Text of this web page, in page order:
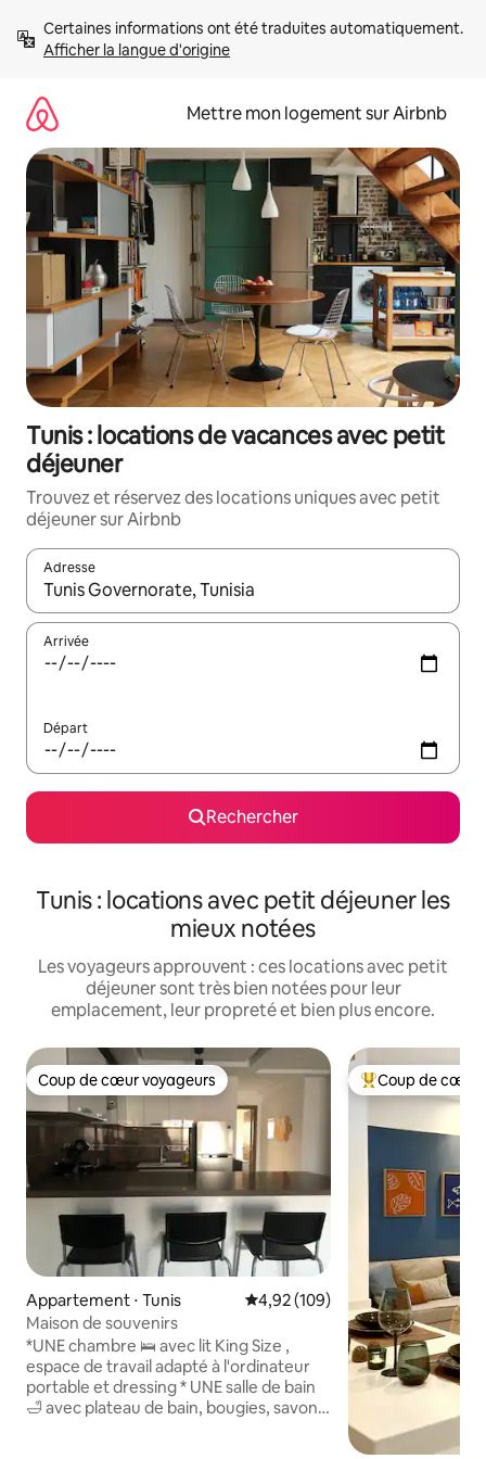
directement
Afficher la langue d'origine
Mettre mon logement sur Airbnb
Tunis : locations de vacances avec petit
déjeuner
Trouvez et réservez des locations uniques avec petit
déjeuner sur Airbnb
Adresse
Lorsque les résultats s'affichent, utilisez les flèches vers le
Arrivée
Départ
Rechercher
Tunis : locations avec petit déjeuner les
mieux notées
Les voyageurs approuvent : ces locations avec petit
déjeuner sont très bien notées pour leur
emplacement, leur propreté et bien plus encore.
Coup de cœur voyageurs
Coup de cœur voyageurs
Appartement ⋅ Tunis Évaluation moyenne sur la
4,92 (109)
Maison de souvenirs
*UNE chambre 🛌 avec lit King Size ,
espace de travail adapté à l'ordinateur
portable et dressing * UNE salle de bain
🛁 avec plateau de bain, bougies, savon
Coups de cœur
Coup de cœur